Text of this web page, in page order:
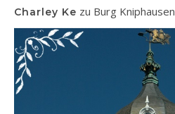
Charley Ke zu Burg Kniphausen